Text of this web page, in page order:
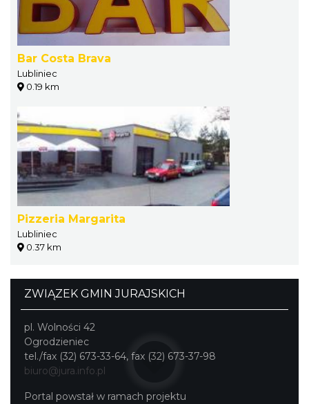
Bar Costa Brava
Lubliniec
0.19 km
Pizzeria Margarita
Lubliniec
0.37 km
ZWIĄZEK GMIN JURAJSKICH
pl. Wolności 42
Ogrodzieniec
tel./fax (32) 673-33-64, fax (32) 673-37-98
biuro@jura.info.pl
Portal powstał w ramach projektu